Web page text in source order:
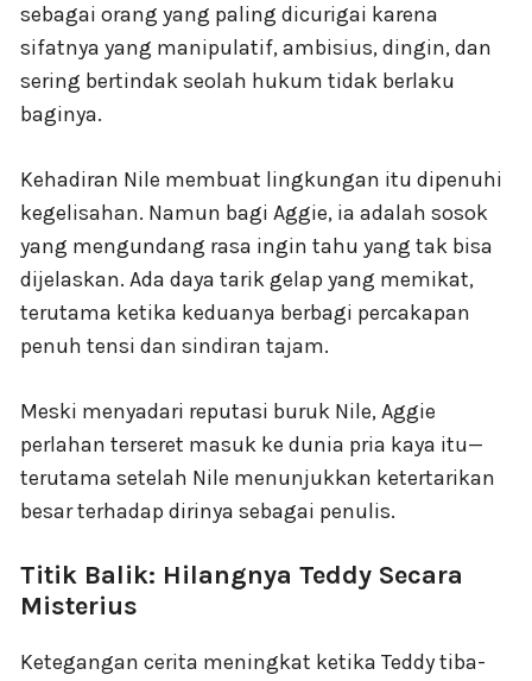
sebagai orang yang paling dicurigai karena
sifatnya yang manipulatif, ambisius, dingin, dan
sering bertindak seolah hukum tidak berlaku
baginya.
Kehadiran Nile membuat lingkungan itu dipenuhi
kegelisahan. Namun bagi Aggie, ia adalah sosok
yang mengundang rasa ingin tahu yang tak bisa
dijelaskan. Ada daya tarik gelap yang memikat,
terutama ketika keduanya berbagi percakapan
penuh tensi dan sindiran tajam.
Meski menyadari reputasi buruk Nile, Aggie
perlahan terseret masuk ke dunia pria kaya itu—
terutama setelah Nile menunjukkan ketertarikan
besar terhadap dirinya sebagai penulis.
Titik Balik: Hilangnya Teddy Secara
Misterius
Ketegangan cerita meningkat ketika Teddy tiba-